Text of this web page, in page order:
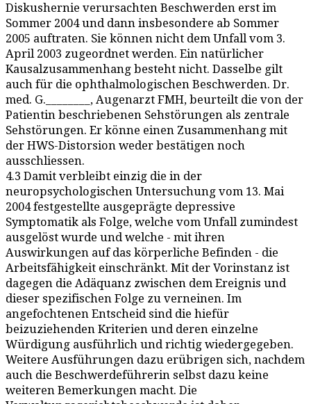
Diskushernie verursachten Beschwerden erst im
Sommer 2004 und dann insbesondere ab Sommer
2005 auftraten. Sie können nicht dem Unfall vom 3.
April 2003 zugeordnet werden. Ein natürlicher
Kausalzusammenhang besteht nicht. Dasselbe gilt
auch für die ophthalmologischen Beschwerden. Dr.
med. G.________, Augenarzt FMH, beurteilt die von der
Patientin beschriebenen Sehstörungen als zentrale
Sehstörungen. Er könne einen Zusammenhang mit
der HWS-Distorsion weder bestätigen noch
ausschliessen.
4.3 Damit verbleibt einzig die in der
neuropsychologischen Untersuchung vom 13. Mai
2004 festgestellte ausgeprägte depressive
Symptomatik als Folge, welche vom Unfall zumindest
ausgelöst wurde und welche - mit ihren
Auswirkungen auf das körperliche Befinden - die
Arbeitsfähigkeit einschränkt. Mit der Vorinstanz ist
dagegen die Adäquanz zwischen dem Ereignis und
dieser spezifischen Folge zu verneinen. Im
angefochtenen Entscheid sind die hiefür
beizuziehenden Kriterien und deren einzelne
Würdigung ausführlich und richtig wiedergegeben.
Weitere Ausführungen dazu erübrigen sich, nachdem
auch die Beschwerdeführerin selbst dazu keine
weiteren Bemerkungen macht. Die